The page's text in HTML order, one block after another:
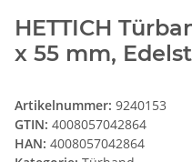
HETTICH
x 55 mm,
Artikelnummer: 9240153
GTIN: 4008057042864
HAN: 4008057042864